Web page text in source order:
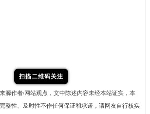
扫描二维码关注
源作者/网站观点，文中陈述内容未经本站证实，本
整性、及时性不作任何保证和承诺，请网友自行核实